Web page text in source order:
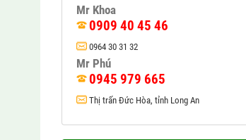
Mr Khoa
0909 40 45 46
0964 30 31 32
Mr Phú
0945 979 665
Thị trấn Đức Hòa, tỉnh Long An